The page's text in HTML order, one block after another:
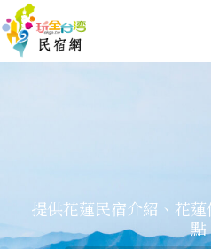
提供花蓮民宿介紹、花
點